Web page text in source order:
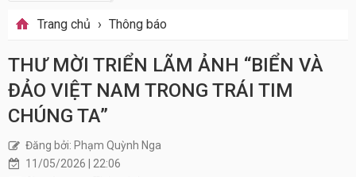
Trang chủ › Thông báo
THƯ MỜI TRIỂN LÃM ẢNH “BIỂN VÀ
ĐẢO VIỆT NAM TRONG TRÁI TIM
CHÚNG TA”
Đăng bởi: Phạm Quỳnh Nga
11/05/2026 | 22:06